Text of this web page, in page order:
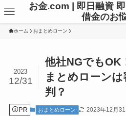
お金.com | 即日融資
借金のお
ホーム おまとめローン
他社NGでもOK
まとめローン
判？
2023
12/31
PR おまとめローン 2023年12月31